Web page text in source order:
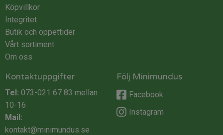
Köpvillkor
Integritet
Butik och öppettider
Vårt sortiment
Om oss
Kontaktuppgifter
Tel: 073-021 67 83 mellan
10-16
Mail:
kontakt@minimundus.se
Följ Minimundus
Facebook
Instagram